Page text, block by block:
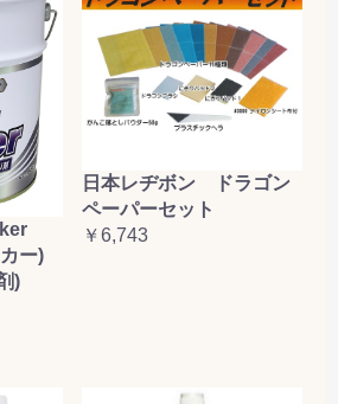
カー)
)
日本レヂボン ドラゴン
ペーパーセット
￥6,743